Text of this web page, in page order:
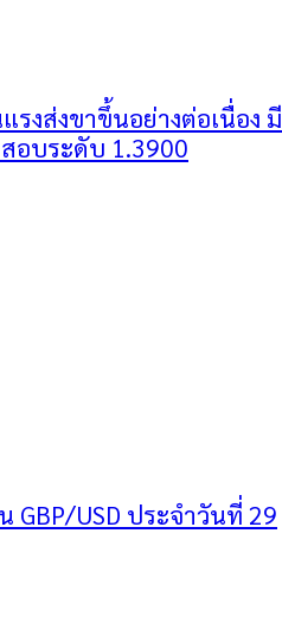
งส่งขาขึ้นอย่างต่อเนื่อง มี
อบระดับ 1.3900
GBP/USD ประจำวันที่ 29